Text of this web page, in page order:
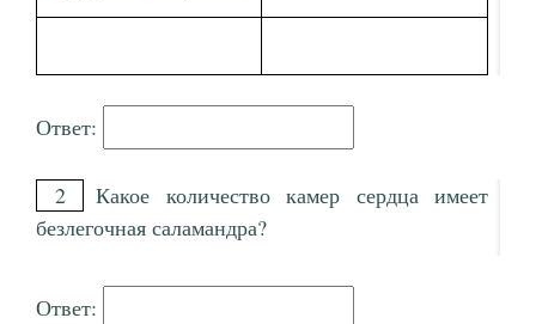
Ответ:
2
Какое количество камер сердца имеет
безлегочная саламандра?
Ответ: